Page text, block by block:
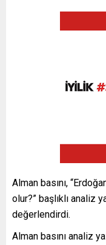
Alman basını,
olur?” başlıklı analiz
değerlendirdi.
Alman basını analiz